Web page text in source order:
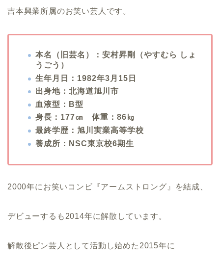
吉本興業所属のお笑い芸人です。
本名（旧芸名）：安村昇剛（やすむら しょ
うごう）
生年月日：1982年3月15日
出身地：北海道旭川市
血液型：B型
身長：177㎝ 体重：86㎏
最終学歴：旭川実業高等学校
養成所：NSC東京校6期生
2000年にお笑いコンビ『アームストロング』を結成、
デビューするも2014年に解散しています。
解散後ピン芸人として活動し始めた2015年に